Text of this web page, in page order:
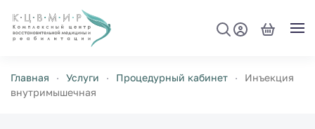
Перейти к содержимому
Главная Услуги Процедурный кабинет
Инъекция
внутримышечная